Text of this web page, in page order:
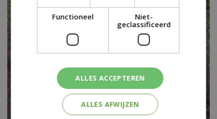
Functioneel
Niet-
geclassificeerd
ALLES ACCEPTEREN
ALLES AFWIJZEN